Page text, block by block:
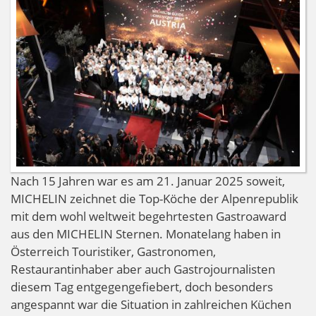
Nach 15 Jahren war es am 21. Januar 2025 soweit,
MICHELIN zeichnet die Top-Köche der Alpenrepublik
mit dem wohl weltweit begehrtesten Gastroaward
aus den MICHELIN Sternen. Monatelang haben in
Österreich Touristiker, Gastronomen,
Restaurantinhaber aber auch Gastrojournalisten
diesem Tag entgegengefiebert, doch besonders
angespannt war die Situation in zahlreichen Küchen